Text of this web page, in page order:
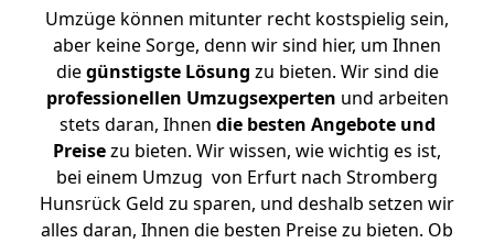
Umzüge können mitunter recht kostspielig sein,
aber keine Sorge, denn wir sind hier, um Ihnen
diegünstigste Lösung zu bieten. Wir sind die
professionellen Umzugsexperten und arbeiten
stets daran, Ihnen die besten Angebote und
Preisezu bieten. Wir wissen, wie wichtig es ist,
bei einem Umzug von Erfurt nach Stromberg
Hunsrück Geld zu sparen, und deshalb setzen wir
alles daran, Ihnen die besten Preise zu bieten. Ob